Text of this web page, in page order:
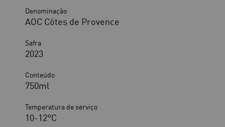
Denominação
AOC Côtes de Provence
Safra
2023
Conteúdo
750ml
Temperatura de serviço
10-12°C